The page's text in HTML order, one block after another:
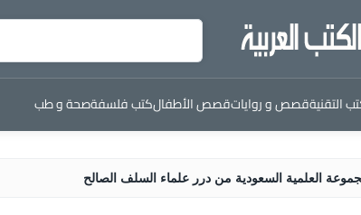
التقنيةقصص و رواياتقصص الأطفالكتب فلسفةصحة و طب
العلمية السعودية من درر علماء السلف الصالح